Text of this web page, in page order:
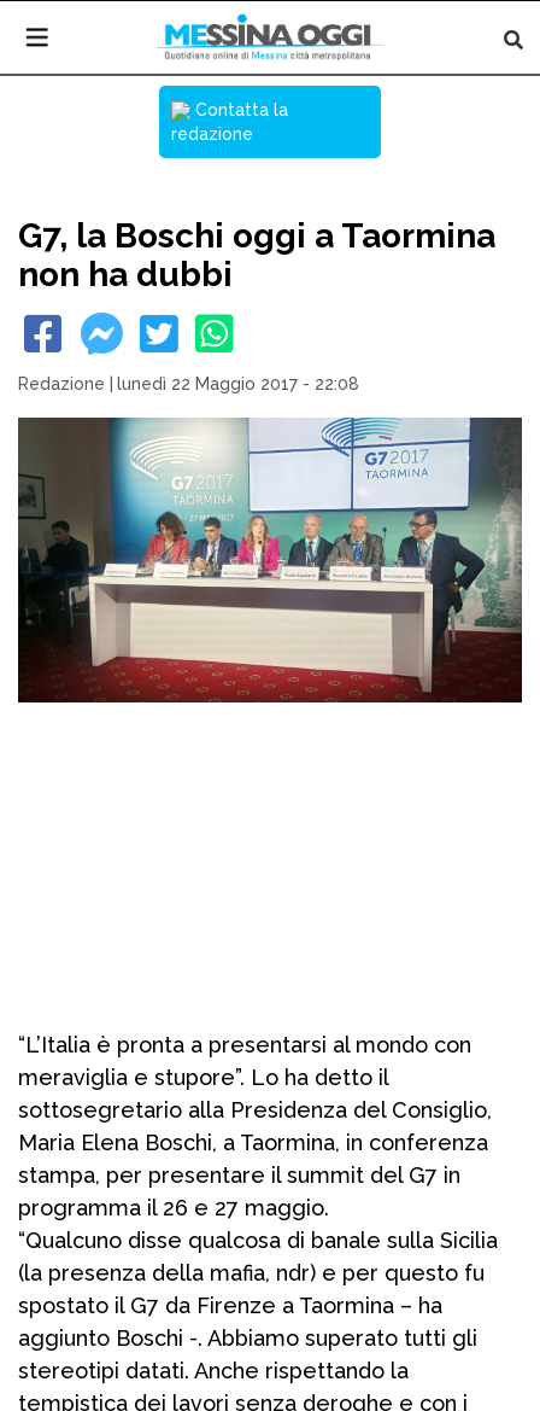
Contatta la
redazione
G7, la Boschi oggi a Taormina
non ha dubbi
Redazione lunedì 22 Maggio 2017 - 22:08
“L’Italia è pronta a presentarsi al mondo con
meraviglia e stupore”. Lo ha detto il
sottosegretario alla Presidenza del Consiglio,
Maria Elena Boschi, a Taormina, in conferenza
stampa, per presentare il summit del G7 in
programma il 26 e 27 maggio.
“Qualcuno disse qualcosa di banale sulla Sicilia
(la presenza della mafia, ndr) e per questo fu
spostato il G7 da Firenze a Taormina – ha
aggiunto Boschi -. Abbiamo superato tutti gli
stereotipi datati. Anche rispettando la
tempistica dei lavori senza deroghe e con i